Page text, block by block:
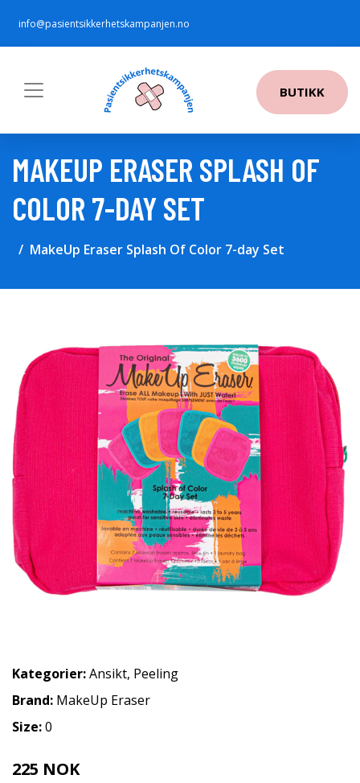
info@pasientsikkerhetskampanjen.no
BUTIKK
MAKEUP ERASER SPLASH OF
COLOR 7-DAY SET
MakeUp Eraser Splash Of Color 7-day Set
Kategorier:Ansikt, Peeling
Brand: MakeUp Eraser
Size:0
225 NOK